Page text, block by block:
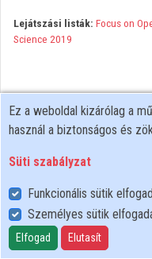
Lejátszási listák: Focus on
Science 2019
Felhasználói szabályzat
Adatkezelési tájékoztató
Süti szabályzat
Ez a weboldal kizárólag a
használ a biztonságos és
Süti szabályzat
Funkcionális sütik
Személyes sütik
Elfogad Elutasít